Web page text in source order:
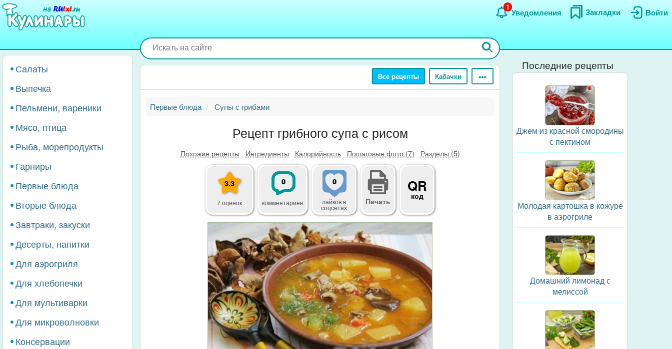
Перейти
основному
Войти
Закладки
Уведомления
1
Салаты
Выпечка
Пельмени, вареники
Мясо, птица
Рыба, морепродукты
Гарниры
Первые блюда
Вторые блюда
Завтраки, закуски
Десерты, напитки
Для аэрогриля
Для хлебопечки
Для мультиварки
Для микроволновки
Консервации
Все рецепты Кабачки
Первые блюда Супы с грибами
Рецепт грибного супа с рисом
Похожие рецепты Ингредиенты Калорийность Пошаговые фото (7) Разделы (5)
3.3
7 оценок
0
комментариев
0
лайковв
соцсетях
Печать
QR
код
Последние рецепты
Джем из красной смородины
с пектином
Молодая картошка в кожуре
в аэрогриле
Домашний лимонад с
мелиссой